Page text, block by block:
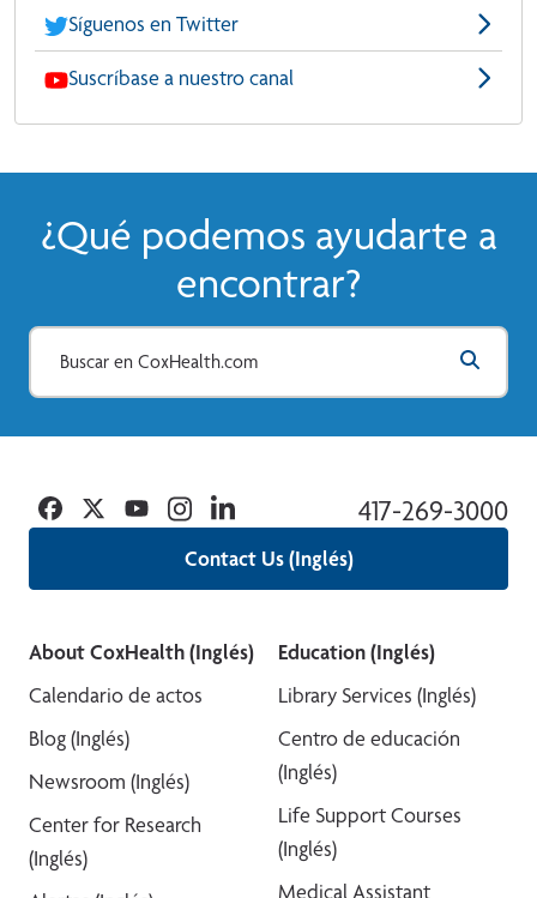
Síguenos en Twitter
Suscríbase a nuestro canal
¿Qué podemos ayudarte a
encontrar?
Contact Us (Inglés)
417-269-3000
Facebook
TwitterYouTubeInstagramLinkedin
About CoxHealth (Inglés)
Calendario de actos
Blog (Inglés)
Newsroom (Inglés)
Center for Research
(Inglés)
Education (Inglés)
Library Services (Inglés)
Centro de educación
(Inglés)
Life Support Courses
(Inglés)
Medical Assistant